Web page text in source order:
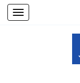
Toggle
navigation